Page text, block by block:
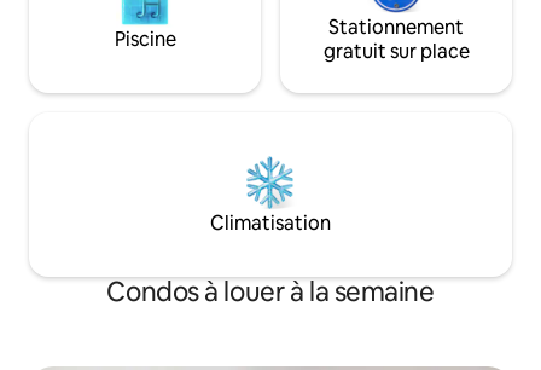
Piscine
Stationnement
gratuit sur place
Climatisation
Condos à louer à la semaine